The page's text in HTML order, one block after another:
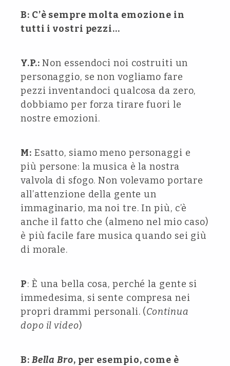
B: C’è sempre molta emozione in
tutti i vostri pezzi…
Y.P.: Non essendoci noi costruiti un
personaggio, se non vogliamo fare
pezzi inventandoci qualcosa da zero,
dobbiamo per forza tirare fuori le
nostre emozioni.
M: Esatto, siamo meno personaggi e
più persone: la musica è la nostra
valvola di sfogo. Non volevamo portare
all’attenzione della gente un
immaginario, ma noi tre. In più, c’è
anche il fatto che (almeno nel mio caso)
è più facile fare musica quando sei giù
di morale.
P: È una bella cosa, perché la gente si
immedesima, si sente compresa nei
propri drammi personali. (Continua
dopo il video)
B: Bella Bro, per esempio, come è